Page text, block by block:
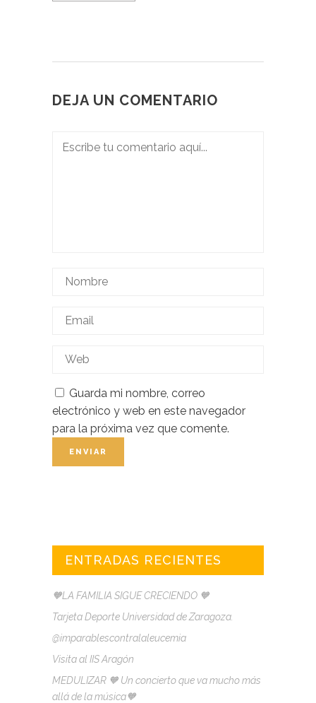
DEJA UN COMENTARIO
Guarda mi nombre, correo
electrónico y web en este navegador
para la próxima vez que comente.
ENTRADAS RECIENTES
🧡LA FAMILIA SIGUE CRECIENDO 🧡
Tarjeta Deporte Universidad de Zaragoza.
@imparablescontralaleucemia
Visita al IIS Aragón
MEDULIZAR 🧡 Un concierto que va mucho más
allá de la música🧡